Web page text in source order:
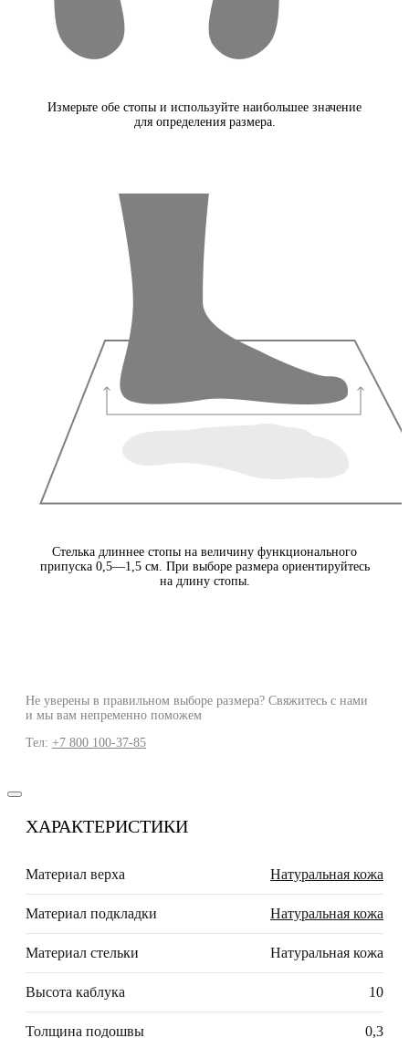
Измерьте обе стопы и используйте наибольшее значение
для определения размера.
Стелька длиннее стопы на величину функционального
припуска 0,5—1,5 см. При выборе размера ориентируйтесь
на длину стопы.
Не уверены в правильном выборе размера? Свяжитесь с нами
и мы вам непременно поможем
Тел: +7 800 100-37-85
ХАРАКТЕРИСТИКИ
Материал верха Натуральная кожа
Материал подкладки Натуральная кожа
Материал стельки Натуральная кожа
Высота каблука 10
Толщина подошвы 0,3